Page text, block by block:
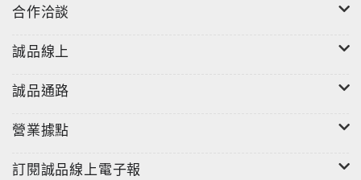
合作洽談
誠品線上
誠品通路
營業據點
訂閱誠品線上電子報